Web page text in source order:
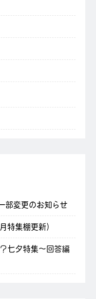
部変更のお知らせ
特集棚更新）
七夕特集～回答編